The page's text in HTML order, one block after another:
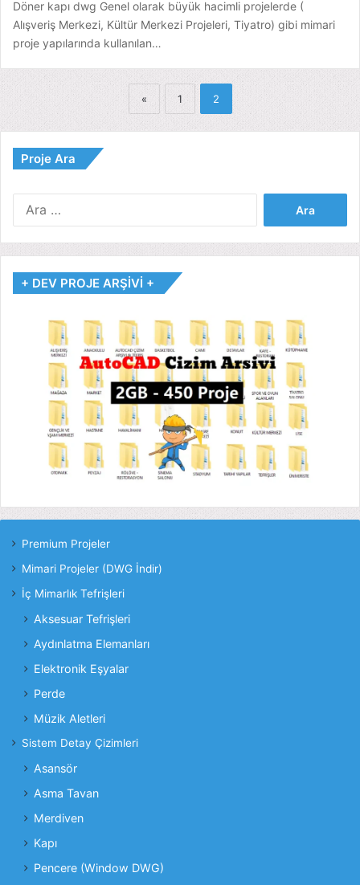
Döner kapı dwg Genel olarak büyük hacimli projelerde (
Alışveriş Merkezi, Kültür Merkezi Projeleri, Tiyatro) gibi mimari
proje yapılarında kullanılan…
« 1 2
Proje Ara
+ DEV PROJE ARŞİVİ +
Premium Projeler
Mimari Projeler (DWG İndir)
İç Mimarlık Tefrişleri
Aksesuar Tefrişleri
Aydınlatma Elemanları
Elektronik Eşyalar
Perde
Müzik Aletleri
Sistem Detay Çizimleri
Asansör
Asma Tavan
Merdiven
Kapı
Pencere (Window DWG)